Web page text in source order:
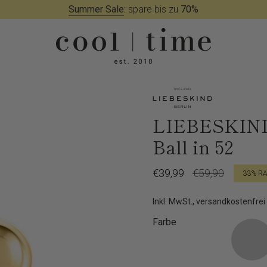
Summer Sale: spare bis zu 70%
Ball in 52
Verkaufspreis
€39,99
Regulärer
€59,90 33%
Inkl. MwSt., versandkostenfrei
Farbe